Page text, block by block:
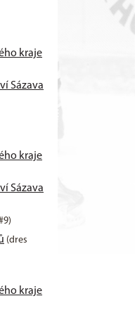
kraje
Sázava
kraje
Sázava
(dres
kraje